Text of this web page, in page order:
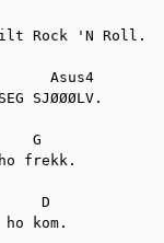
Rock 'N Roll.
Asus4
SJØØØLV.
G
frekk.
D
kom.